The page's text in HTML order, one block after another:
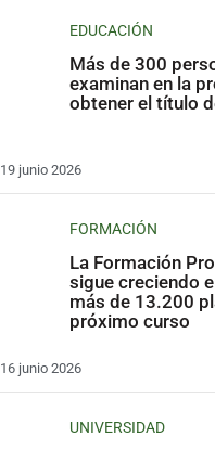
EDUCACIÓN
Más de 300
examinan en la
obtener el título
19 junio 2026
FORMACIÓN
La Formación
sigue creciendo
más de 13.200
próximo curso
16 junio 2026
UNIVERSIDAD